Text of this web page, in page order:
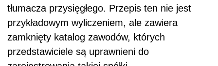
tłumacza przysięgłego. Przepis ten nie jest
przykładowym wyliczeniem, ale zawiera
zamknięty katalog zawodów, których
przedstawiciele są uprawnieni do